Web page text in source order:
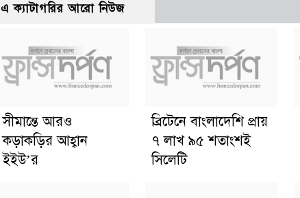
এ ক্যাটাগরির আরো নিউজ
সীমান্তে আরও
কড়াকড়ির আহ্বান
ইইউ’র
ব্রিটেনে বাংলাদেশি প্রায়
৭ লাখ ৯৫ শতাংশই
সিলেটি